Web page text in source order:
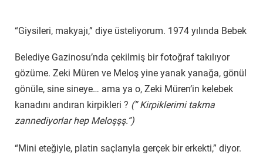
“Giysileri, makyajı,” diye üsteliyorum. 1974 yılında Bebek
Belediye Gazinosu’nda çekilmiş bir fotoğraf takılıyor
gözüme. Zeki Müren ve Meloş yine yanak yanağa, gönül
gönüle, sine sineye… ama ya o, Zeki Müren’in kelebek
kanadını andıran kirpikleri ? (” Kirpiklerimi takma
zannediyorlar hep Meloşşş.”)
“Mini eteğiyle, platin saçlarıyla gerçek bir erkekti,” diyor.